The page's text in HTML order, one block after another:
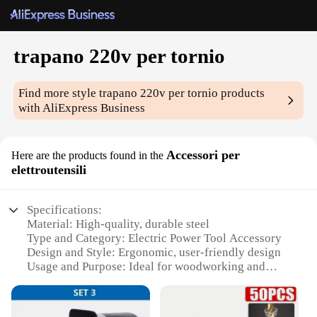
trapano 220v per tornio
Find more styletrapano 220v per tornio products
with AliExpress Business
Here are the products found in the Accessori per
elettroutensili
Specifications:
Material: High-quality, durable steel
Type and Category: Electric Power Tool Accessory
Design and Style: Ergonomic, user-friendly design
Usage and Purpose: Ideal for woodworking and
Performance and Property: Powerful 220V motor
ensures efficient operation